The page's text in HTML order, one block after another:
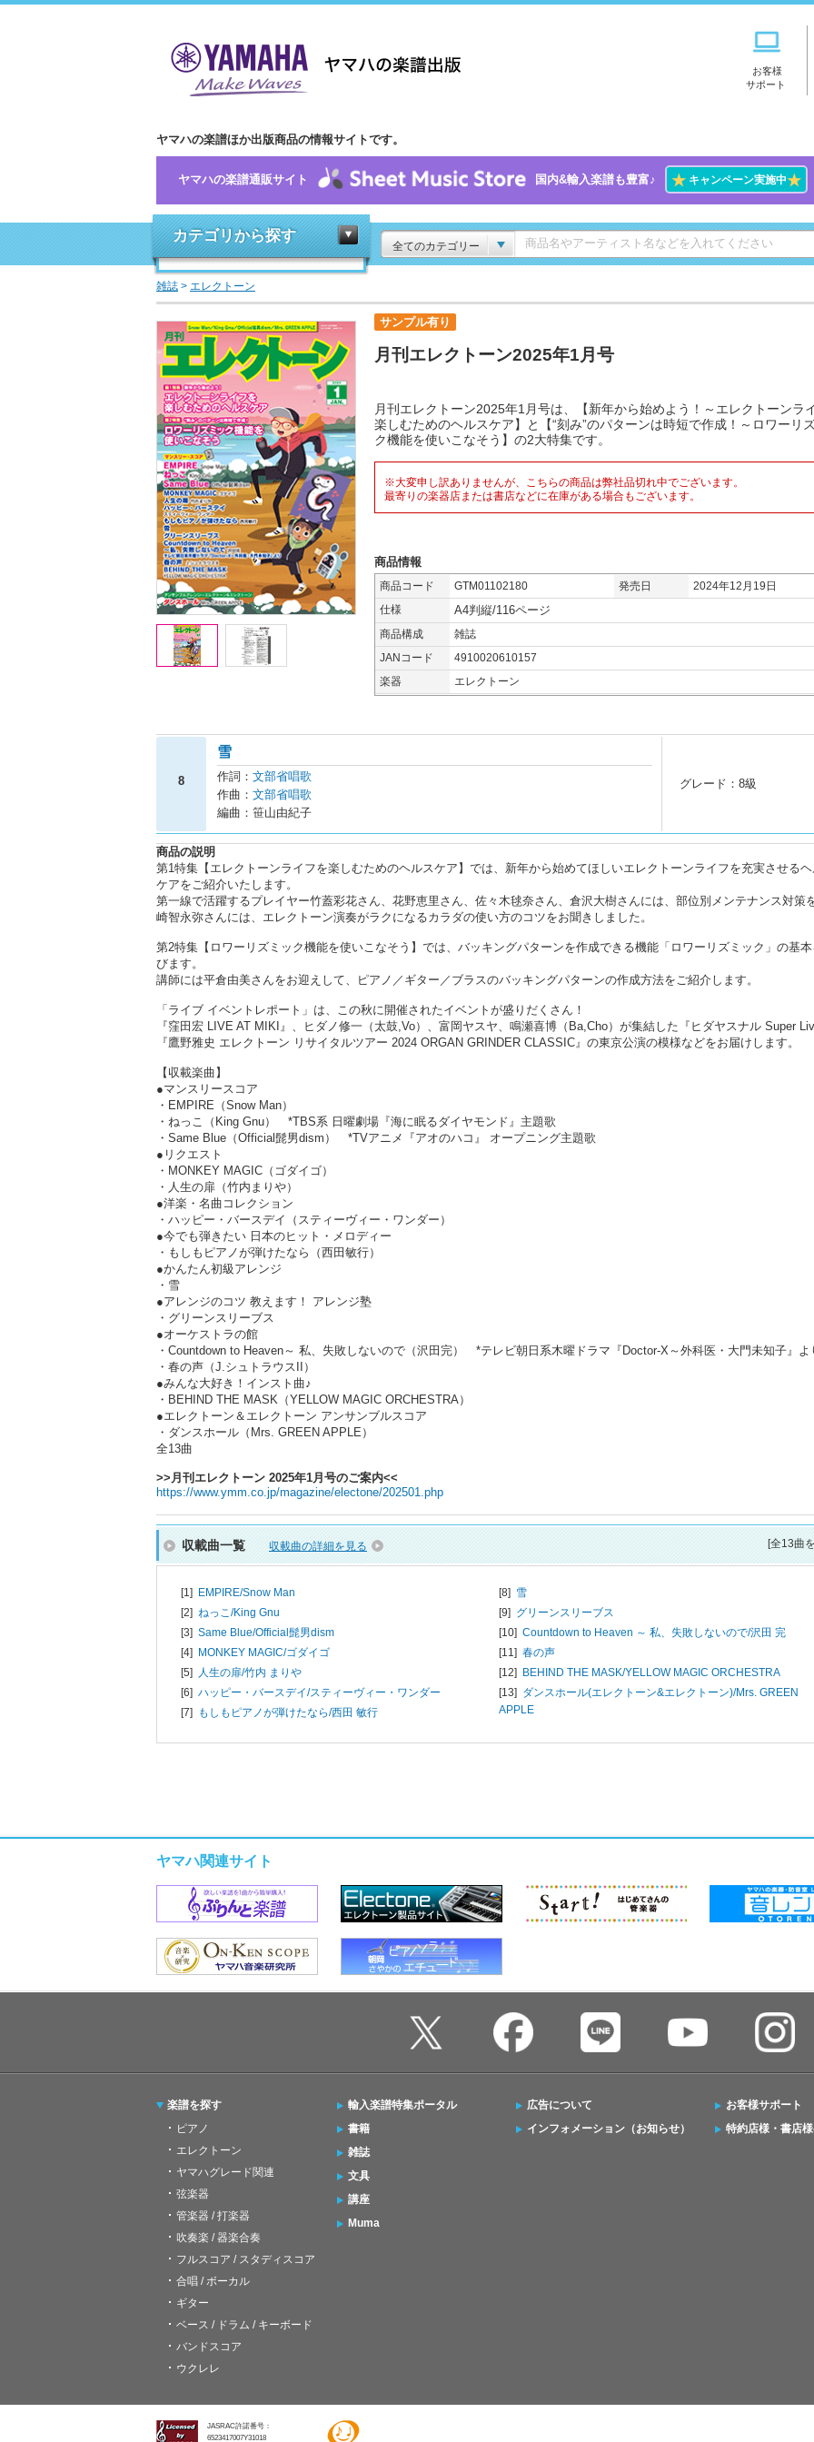
お客様
サポート
ヤマハの楽譜ほか出版商品の情報サイトです。
ヤマハの楽譜通販サイト 国内&輸入楽譜も豊富♪ ★キャンペーン実施中★
カテゴリから探す
全てのカテゴリー
雑誌 > エレクトーン
サンプル有り
月刊エレクトーン2025年1月号
月刊エレクトーン2025年1月号は、【新年から始めよう！～エレクトーンラ
楽しむためのヘルスケア】と【“刻み”のパターンは時短で作成！～ロワーリ
ク機能を使いこなそう】の2大特集です。
※大変申し訳ありませんが、こちらの商品は弊社品切れ中でございます。
最寄りの楽器店または書店などに在庫がある場合もございます。
商品情報
商品コード GTM01102180 発売日
2024年12月19日
仕様
A4判縦/116ページ
商品構成
雑誌
JANコード
4910020610157
楽器
エレクトーン
8
雪
作詞： 文部省唱歌
作曲： 文部省唱歌
編曲：笹山由紀子
グレード：8級
商品の説明
第1特集【エレクトーンライフを楽しむためのヘルスケア】では、新年から始めてほしいエレクトーンライフを充実させるヘ
ケアをご紹介いたします。
第一線で活躍するプレイヤー竹蓋彩花さん、花野恵里さん、佐々木毬奈さん、倉沢大樹さんには、部位別メンテナンス対策
崎智永弥さんには、エレクトーン演奏がラクになるカラダの使い方のコツをお聞きしました。
第2特集【ロワーリズミック機能を使いこなそう】では、バッキングパターンを作成できる機能「ロワーリズミック」の基
びます。
講師には平倉由美さんをお迎えして、ピアノ／ギター／ブラスのバッキングパターンの作成方法をご紹介します。
「ライブ イベントレポート」は、この秋に開催されたイベントが盛りだくさん！
『窪田宏 LIVE AT MIKI』、ヒダノ修一（太鼓,Vo）、富岡ヤスヤ、鳴瀬喜博（Ba,Cho）が集結した『ヒダヤスナル Super
『鷹野雅史 エレクトーン リサイタルツアー 2024 ORGAN GRINDER CLASSIC』の東京公演の模様などをお届けします。
【収載楽曲】
●マンスリースコア
・EMPIRE（Snow Man）
・ねっこ（King Gnu） *TBS系 日曜劇場『海に眠るダイヤモンド』主題歌
・Same Blue（Official髭男dism） *TVアニメ『アオのハコ』 オープニング主題歌
●リクエスト
・MONKEY MAGIC（ゴダイゴ）
・人生の扉（竹内まりや）
●洋楽・名曲コレクション
・ハッピー・バースデイ（スティーヴィー・ワンダー）
●今でも弾きたい 日本のヒット・メロディー
・もしもピアノが弾けたなら（西田敏行）
●かんたん初級アレンジ
・雪
●アレンジのコツ 教えます！ アレンジ塾
・グリーンスリーブス
●オーケストラの館
・Countdown to Heaven～ 私、失敗しないので（沢田完） *テレビ朝日系木曜ドラマ『Doctor-X～外科医・大門未知子』よ
・春の声（J.シュトラウスII）
●みんな大好き！インスト曲♪
・BEHIND THE MASK（YELLOW MAGIC ORCHESTRA）
●エレクトーン＆エレクトーン アンサンブルスコア
・ダンスホール（Mrs. GREEN APPLE）
全13曲
>>月刊エレクトーン 2025年1月号のご案内<<
https://www.ymm.co.jp/magazine/electone/202501.php
収載曲一覧 収載曲の詳細を見る [全13曲
[1] EMPIRE/Snow Man
[2] ねっこ/King Gnu
[3] Same Blue/Official髭男dism
[4] MONKEY MAGIC/ゴダイゴ
[5] 人生の扉/竹内 まりや
[6] ハッピー・バースデイ/スティーヴィー・ワンダー
[7] もしもピアノが弾けたなら/西田 敏行
[8] 雪
[9] グリーンスリーブス
[10] Countdown to Heaven ～ 私、失敗しないので/沢田 完
[11] 春の声
[12] BEHIND THE MASK/YELLOW MAGIC ORCHESTRA
[13] ダンスホール(エレクトーン&エレクトーン)/Mrs. GREEN
APPLE
ヤマハ関連サイト
楽譜を探す
ピアノ
エレクトーン
ヤマハグレード関連
弦楽器
管楽器 / 打楽器
吹奏楽 / 器楽合奏
フルスコア / スタディスコア
合唱 / ボーカル
ギター
ベース / ドラム / キーボード
バンドスコア
ウクレレ
輸入楽譜特集ポータル
書籍
雑誌
文具
講座
Muma
広告について
インフォメーション（お知らせ）
お客様サポート
特約店様・書店
JASRAC許諾番号：
6523417007Y31018